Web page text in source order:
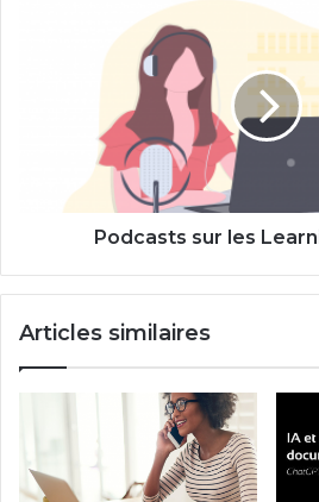
Podcasts sur les
Articles similaires